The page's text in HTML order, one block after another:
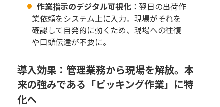
作業指示のデジタル可視化：翌日の出荷作
業依頼をシステム上に入力。現場がそれを
確認して自発的に動くため、現場への往復
や口頭伝達が不要に。
導入効果：管理業務から現場を解放。本
来の強みである「ピッキング作業」に特
化へ